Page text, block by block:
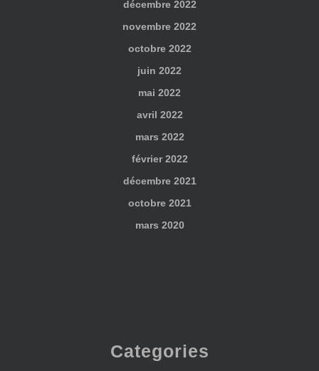
décembre 2022
novembre 2022
octobre 2022
juin 2022
mai 2022
avril 2022
mars 2022
février 2022
décembre 2021
octobre 2021
mars 2020
Categories